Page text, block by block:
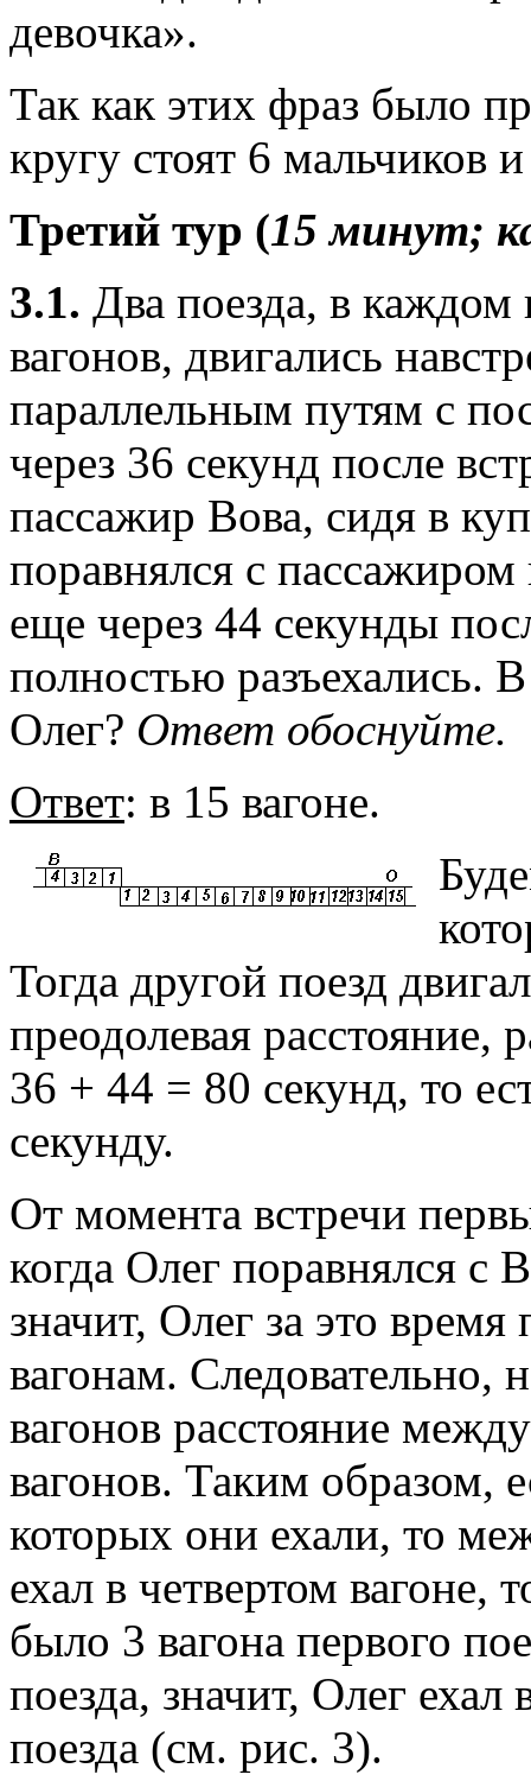
девочка».
Так как этих фраз было
кругу стоят 6 мальчиков
Третий тур (15 минут;
3.1. Два поезда, в
вагонов, двигались
параллельным путям с
через 36 секунд после
пассажир Вова, сидя в
поравнялся с пассажиром
еще через 44 секунды
полностью разъехались.
Олег? Ответ обоснуйте.
Ответ: в 15 вагоне.
Тогда другой поезд
преодолевая расстояние,
36 + 44 = 80 секунд, то
секунду.
От момента встречи
когда Олег поравнялся с
значит, Олег за это
вагонам. Следовательно,
вагонов расстояние
вагонов. Таким образом,
которых они ехали, то
ехал в четвертом
было 3 вагона первого
поезда, значит, Олег ехал
поезда (см. рис. 3).